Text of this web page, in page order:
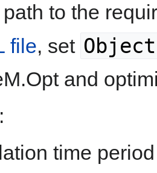
path to the
file, set
and
time